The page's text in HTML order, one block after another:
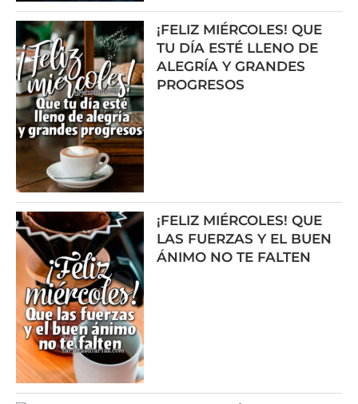
¡FELIZ MIÉRCOLES! QUE
TU DÍA ESTÉ LLENO DE
ALEGRÍA Y GRANDES
PROGRESOS
¡FELIZ MIÉRCOLES! QUE
LAS FUERZAS Y EL BUEN
ÁNIMO NO TE FALTEN